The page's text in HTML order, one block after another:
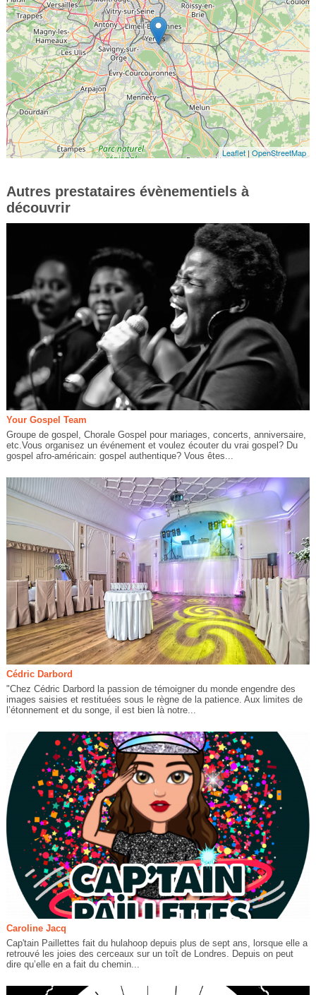
Leaflet |OpenStreetMap
Autres prestataires évènementiels à
découvrir
Your Gospel Team
Groupe de gospel, Chorale Gospel pour mariages, concerts, anniversaire,
etc.Vous organisez un événement et voulez écouter du vrai gospel? Du
gospel afro-américain: gospel authentique? Vous êtes...
Cédric Darbord
"Chez Cédric Darbord la passion de témoigner du monde engendre des
images saisies et restituées sous le règne de la patience. Aux limites de
l’étonnement et du songe, il est bien là notre...
Caroline Jacq
Cap'tain Paillettes fait du hulahoop depuis plus de sept ans, lorsque elle a
retrouvé les joies des cerceaux sur un toît de Londres. Depuis on peut
dire qu’elle en a fait du chemin...